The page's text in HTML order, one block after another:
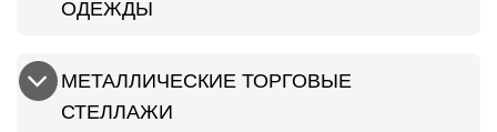
ОДЕЖДЫ
МЕТАЛЛИЧЕСКИЕ ТОРГОВЫЕ
СТЕЛЛАЖИ